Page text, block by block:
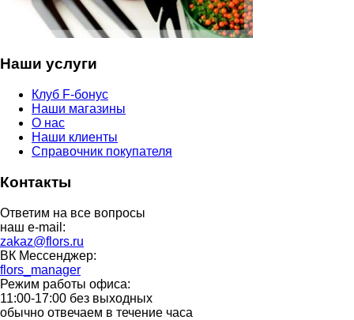
Наши услуги
Клуб F-бонус
Наши магазины
О нас
Наши клиенты
Справочник покупателя
Контакты
Ответим на все вопросы
наш e-mail:
zakaz@flors.ru
ВК Мессенджер:
flors_manager
Режим работы офиса:
11:00-17:00 без выходных
обычно отвечаем в течение часа